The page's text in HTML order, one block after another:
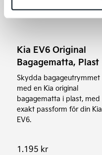
Kia EV6 Original
Bagagematta, Plast
Skydda bagageutrymmet
med en Kia original
bagagematta i plast, med
exakt passform för din Kia
EV6.
1.195 kr